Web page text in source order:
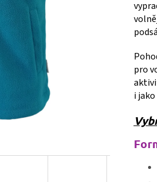
pro
i